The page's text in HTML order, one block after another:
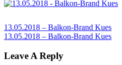
13.05.2018 – Balkon-Brand Kues
13.05.2018 – Balkon-Brand Kues
Leave A Reply